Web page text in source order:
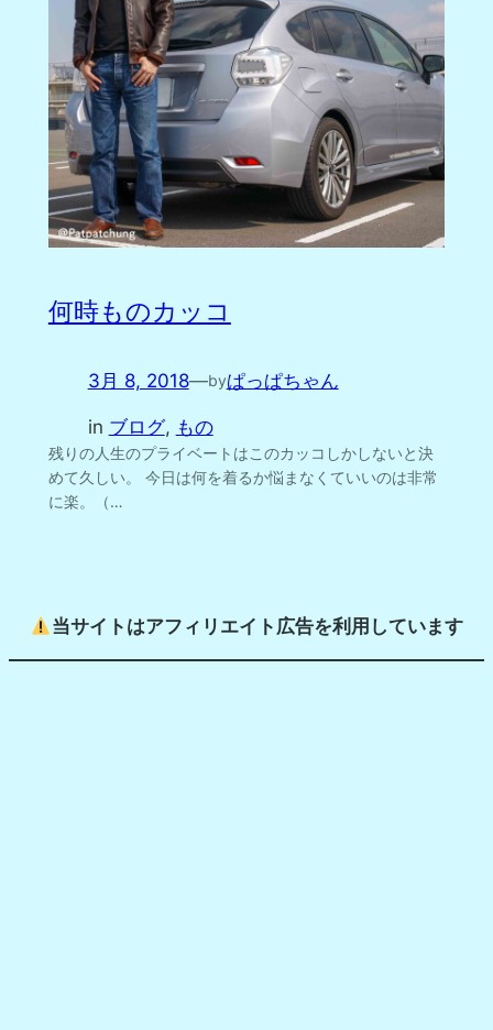
何時ものカッコ
3月 8, 2018—byぱっぱちゃん
in ブログ, もの
残りの人生のプライベートはこのカッコしかしないと決
めて久しい。 今日は何を着るか悩まなくていいのは非常
に楽。（…
当サイトはアフィリエイト広告を利用しています